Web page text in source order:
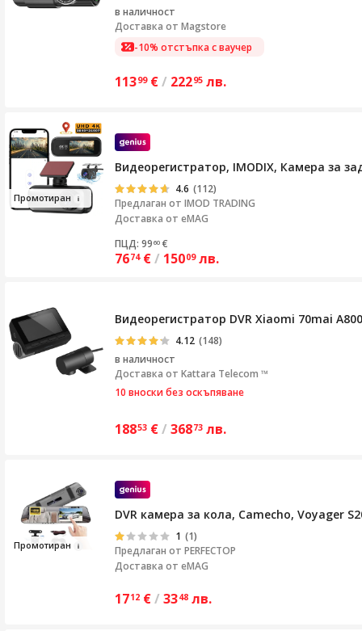
в наличност
Доставка от Magstore
-10% отстъпка с ваучер
11399 €/ 22295 лв.
Промотиран
Видеорегистратор, IMODIX, Камера за
4.6 (112)
Предлаган от IMOD TRADING
Доставка от eMAG
ПЦД: 99 60 €
7674 €/ 15009 лв.
Видеорегистратор DVR Xiaomi 70mai
4.12 (148)
в наличност
Доставка от Kattara Telecom ™
10 вноски без оскъпяване
18853 €/ 36873 лв.
Промотиран
DVR камера за кола, Camecho, Voyager
1 (1)
Предлаган от PERFECTOP
Доставка от eMAG
1712 €/ 3348 лв.